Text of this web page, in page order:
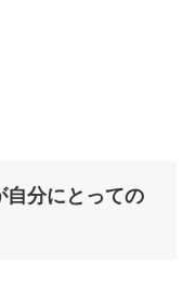
自分にとっての